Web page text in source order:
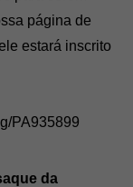
página de
estará inscrito
PA935899
da